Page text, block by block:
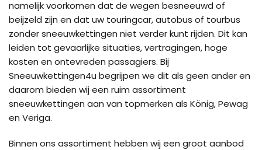
namelijk voorkomen dat de wegen besneeuwd of
beijzeld zijn en dat uw touringcar, autobus of tourbus
zonder sneeuwkettingen niet verder kunt rijden. Dit kan
leiden tot gevaarlijke situaties, vertragingen, hoge
kosten en ontevreden passagiers. Bij
Sneeuwkettingen4u begrijpen we dit als geen ander en
daarom bieden wij een ruim assortiment
sneeuwkettingen aan van topmerken als König, Pewag
en Veriga.
Binnen ons assortiment hebben wij een groot aanbod